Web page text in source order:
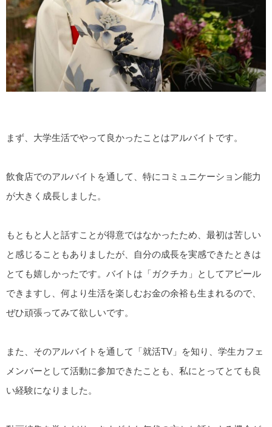
まず、大学生活でやって良かったことはアルバイトです。
飲食店でのアルバイトを通して、特にコミュニケーション能力
が大きく成長しました。
もともと人と話すことが得意ではなかったため、最初は苦しい
と感じることもありましたが、自分の成長を実感できたときは
とても嬉しかったです。バイトは「ガクチカ」としてアピール
できますし、何より生活を楽しむお金の余裕も生まれるので、
ぜひ頑張ってみて欲しいです。
また、そのアルバイトを通して「就活TV」を知り、学生カフェ
メンバーとして活動に参加できたことも、私にとってとても良
い経験になりました。